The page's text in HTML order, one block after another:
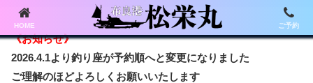
《お知らせ》
2026.4.1より釣り座が予約順へと変更になりました
ご理解のほどよろしくお願いいたします
HOME ご予約